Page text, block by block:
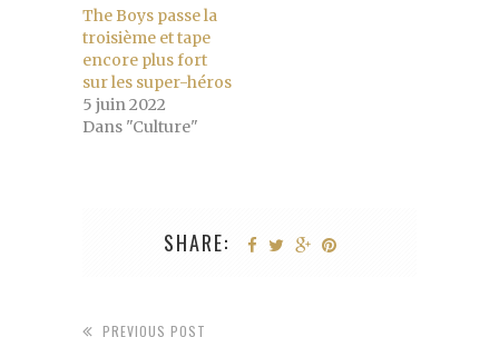
The Boys passe la
troisième et tape
encore plus fort
sur les super-héros
5 juin 2022
Dans "Culture"
SHARE:
PREVIOUS POST